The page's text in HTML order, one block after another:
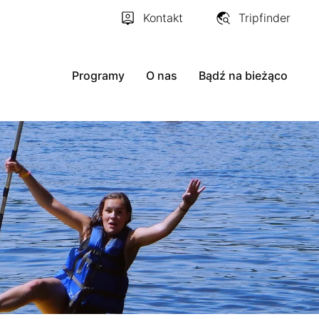
Kontakt Tripfinder
Programy O nas Bądź na bieżąco